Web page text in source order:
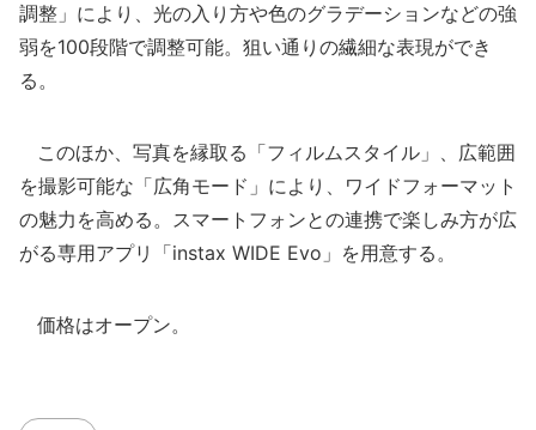
調整」により、光の入り方や色のグラデーションなどの強
弱を100段階で調整可能。狙い通りの繊細な表現ができ
る。
このほか、写真を縁取る「フィルムスタイル」、広範囲
を撮影可能な「広角モード」により、ワイドフォーマット
の魅力を高める。スマートフォンとの連携で楽しみ方が広
がる専用アプリ「instax WIDE Evo」を用意する。
価格はオープン。